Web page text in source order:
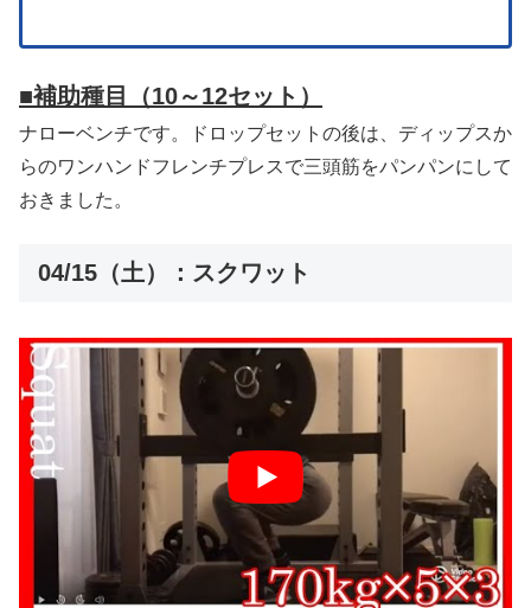
■補助種目 （10～12セット）
ナローベンチです。ドロップセットの後は、ディップスか
らのワンハンドフレンチプレスで三頭筋をパンパンにして
おきました。
04/15（土）：スクワット